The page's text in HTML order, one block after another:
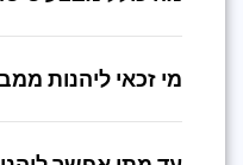
מי זכאי ליהנות